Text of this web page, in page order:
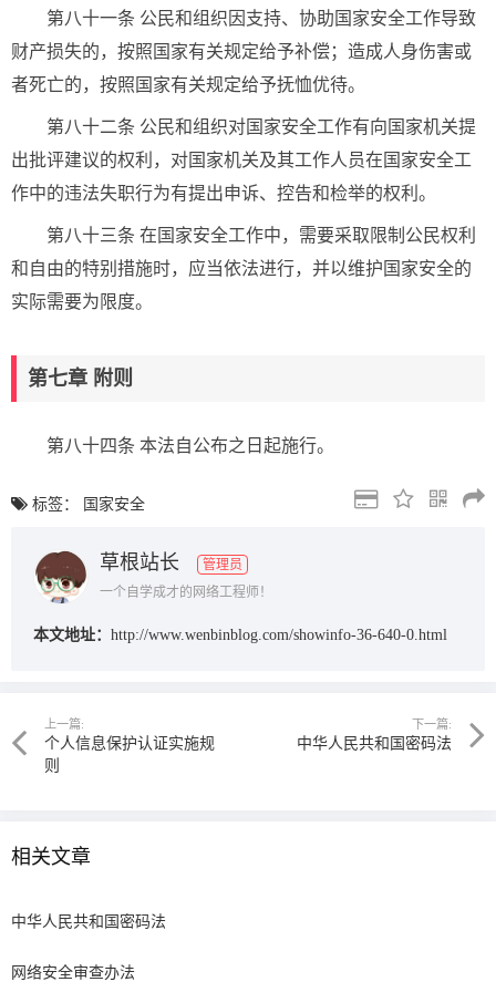
第八十一条 公民和组织因支持、协助国家安全工作导致
财产损失的，按照国家有关规定给予补偿；造成人身伤害或
者死亡的，按照国家有关规定给予抚恤优待。
第八十二条 公民和组织对国家安全工作有向国家机关提
出批评建议的权利，对国家机关及其工作人员在国家安全工
作中的违法失职行为有提出申诉、控告和检举的权利。
第八十三条 在国家安全工作中，需要采取限制公民权利
和自由的特别措施时，应当依法进行，并以维护国家安全的
实际需要为限度。
第七章 附则
第八十四条 本法自公布之日起施行。
标签： 国家安全
草根站长
管理员
一个自学成才的网络工程师！
本文地址： http://www.wenbinblog.com/showinfo-36-640-0.html
上一篇:
个人信息保护认证实施规
则
下一篇:
中华人民共和国密码法
相关文章
中华人民共和国密码法
网络安全审查办法